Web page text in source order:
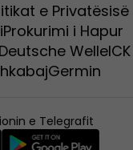
e Privatësisë
Prokurimi i Hapur
Deutsche WelleICK
Germin
e Telegrafit